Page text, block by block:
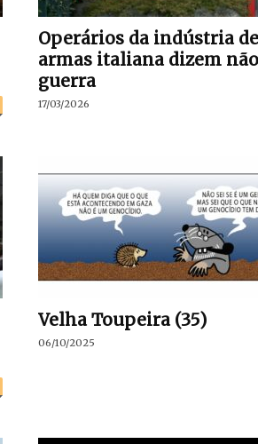
Operários da indústria de
armas italiana dizem
guerra
17/03/2026
Velha Toupeira (35)
06/10/2025